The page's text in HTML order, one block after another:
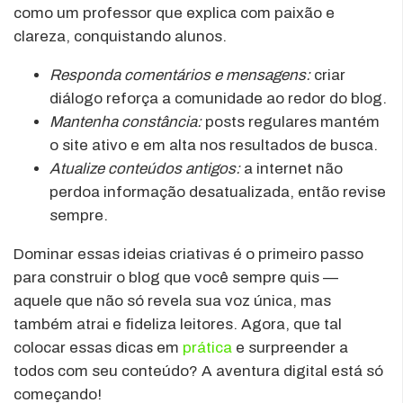
como um professor que explica com paixão e
clareza, conquistando alunos.
Responda comentários e mensagens:criar
diálogo reforça a comunidade ao redor do blog.
Mantenha constância:posts regulares mantém
o site ativo e em alta nos resultados de busca.
Atualize conteúdos antigos:a internet não
perdoa informação desatualizada, então revise
sempre.
Dominar essas ideias criativas é o primeiro passo
para construir o blog que você sempre quis —
aquele que não só revela sua voz única, mas
também atrai e fideliza leitores. Agora, que tal
colocar essas dicas em prática e surpreender a
todos com seu conteúdo? A aventura digital está só
começando!